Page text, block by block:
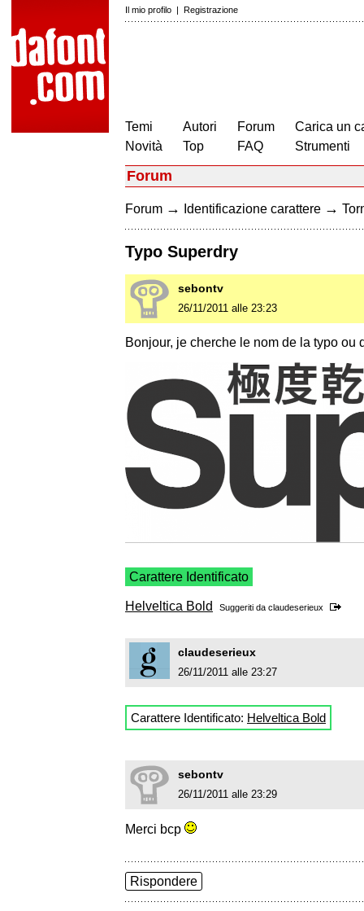
Il mio profilo | Registrazione
Temi
Novità
Autori
Top
Forum
FAQ
Carica un
Strumenti
Forum
Forum → Identificazione carattere →
Typo Superdry
sebontv
26/11/2011 alle 23:23
Bonjour, je cherche le nom de la typo
Carattere Identificato
Helveltica Bold Suggeriti da claudeserieux
claudeserieux
26/11/2011 alle 23:27
Carattere Identificato: Helveltica Bold
sebontv
26/11/2011 alle 23:29
Merci bcp
Rispondere